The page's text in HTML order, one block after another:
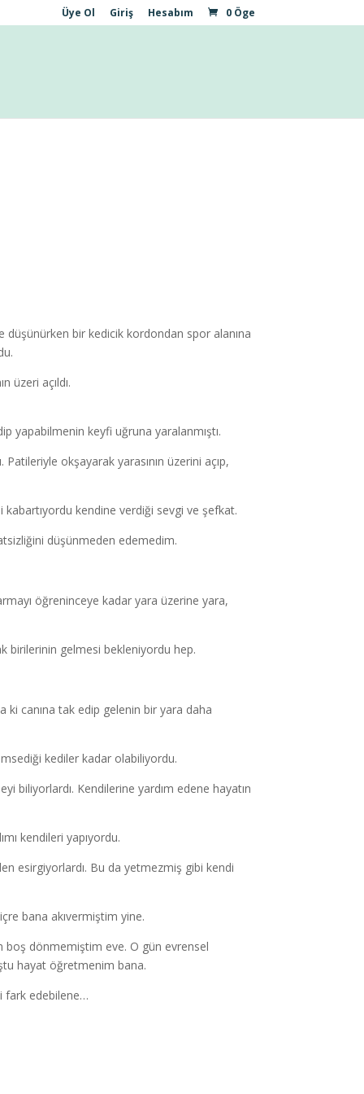
Üye Ol Giriş Hesabım 0 Öge
bir kedicik kordondan spor alanına
üzeri açıldı.
yapabilmenin keyfi uğruna yaralanmıştı.
Patileriyle okşayarak yarasının üzerini açıp,
kendine verdiği sevgi ve şefkat.
düşünmeden edemedim.
öğreninceye kadar yara üzerine yara,
birilerinin gelmesi bekleniyordu hep.
ki canına tak edip gelenin bir yara daha
kediler kadar olabiliyordu.
biliyorlardı. Kendilerine yardım edene hayatın
kendileri yapıyordu.
esirgiyorlardı. Bu da yetmezmiş gibi kendi
bana akıvermiştim yine.
dönmemiştim eve. O gün evrensel
hayat öğretmenim bana.
fark edebilene…